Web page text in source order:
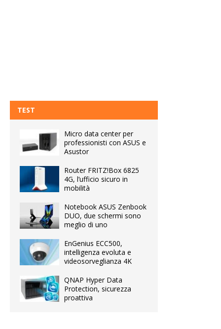
TEST
Micro data center per
professionisti con ASUS e
Asustor
Router FRITZ!Box 6825
4G, l’ufficio sicuro in
mobilità
Notebook ASUS Zenbook
DUO, due schermi sono
meglio di uno
EnGenius ECC500,
intelligenza evoluta e
videosorveglianza 4K
QNAP Hyper Data
Protection, sicurezza
proattiva